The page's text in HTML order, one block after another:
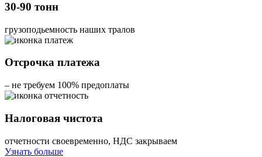
30-90 тонн
грузоподьемность наших тралов
Отсрочка платежа
– не требуем 100% предоплаты
Налоговая чистота
отчетности своевременно, НДС закрываем
Узнать больше